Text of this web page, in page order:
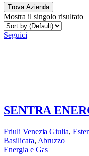
Trova Azienda
Mostra il singolo risultato
Seguici
SENTRA
Friuli Venezia Giulia,
Basilicata, Abruzzo
Energia e Gas